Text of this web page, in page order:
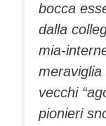
bocca
dalla
mia-
meraviglia
vecchi
pionieri